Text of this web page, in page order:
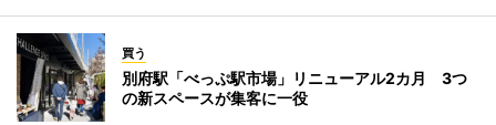
買う
別府駅「べっぷ駅市場」リニューアル2カ月 3つ
の新スペースが集客に一役